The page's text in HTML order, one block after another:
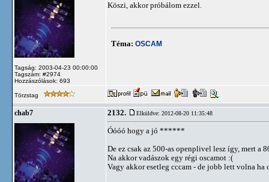
Tagság: 2003-04-23 00:00:00
Tagszám: #2974
Hozzászólások: 693
Köszi, akkor próbálom ezzel.
Téma: OSCAM
Törzstag
chab7 2132. Elküldve: 2012-08-20 11:35:48
Óóóó hogy a jó ******
De ez csak az 500-as openplivel lesz így, mert a
Na akkor vadászok egy régi oscamot :(
Vagy akkor esetleg cccam - de jobb lett volna ha